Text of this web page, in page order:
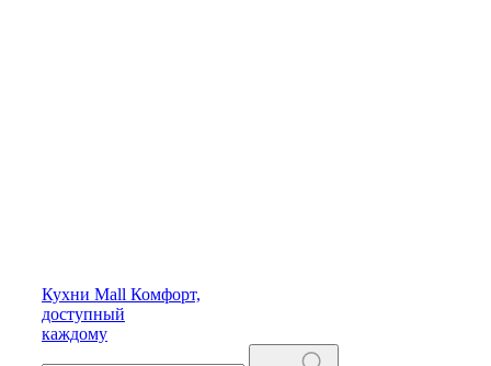
Кухни Mall Комфорт,
доступный
каждому